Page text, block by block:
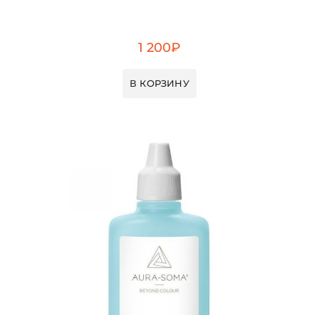
1 200₽
В КОРЗИНУ